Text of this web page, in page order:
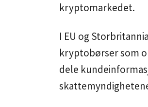
kryptomarkedet.
I EU og
kryptobørser som
dele